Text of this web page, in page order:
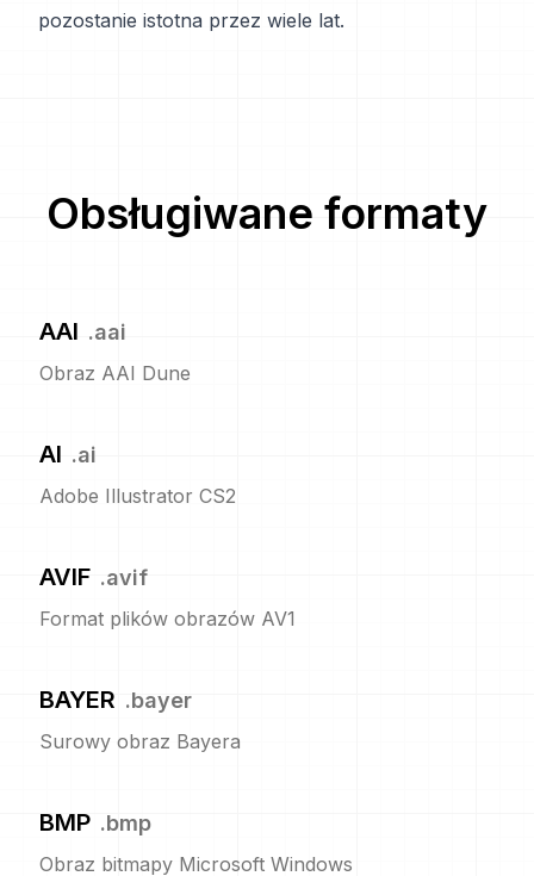
pozostanie istotna przez wiele lat.
Obsługiwane formaty
AAI .aai
Obraz AAI Dune
AI .ai
Adobe Illustrator CS2
AVIF .avif
Format plików obrazów AV1
BAYER .bayer
Surowy obraz Bayera
BMP .bmp
Obraz bitmapy Microsoft Windows